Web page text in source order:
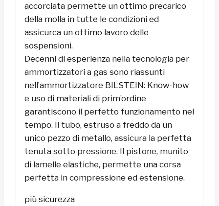
accorciata permette un ottimo precarico
della molla in tutte le condizioni ed
assicurca un ottimo lavoro delle
sospensioni.
Decenni di esperienza nella tecnologia per
ammortizzatori a gas sono riassunti
nell’ammortizzatore BILSTEIN: Know-how
e uso di materiali di prim’ordine
garantiscono il perfetto funzionamento nel
tempo. Il tubo, estruso a freddo da un
unico pezzo di metallo, assicura la perfetta
tenuta sotto pressione. Il pistone, munito
di lamelle elastiche, permette una corsa
perfetta in compressione ed estensione.
più sicurezza